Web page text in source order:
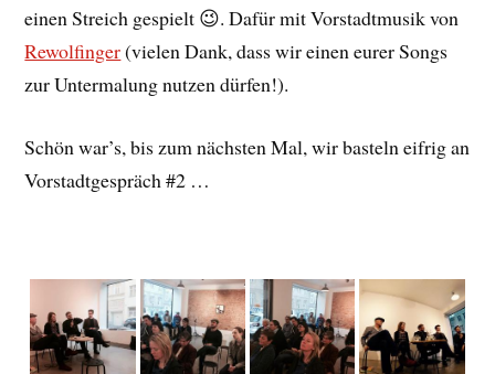
einen Streich gespielt 😉. Dafür mit Vorstadtmusik von
Rewolfinger(vielen Dank, dass wir einen eurer Songs
zur Untermalung nutzen dürfen!).
Schön war’s, bis zum nächsten Mal, wir basteln eifrig an
Vorstadtgespräch #2 …